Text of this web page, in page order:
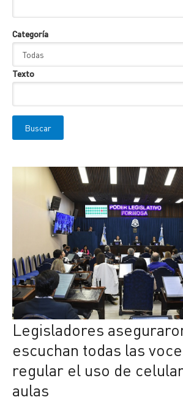
Categoría
Texto
Legisladores aseguraron que "se
escuchan todas las
regular el uso de
aulas